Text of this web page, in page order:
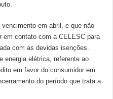
em abril, e que não
em contato com a CELESC para
com as devidas isenções.
energia elétrica, referente ao
em favor do consumidor em
do período que trata a